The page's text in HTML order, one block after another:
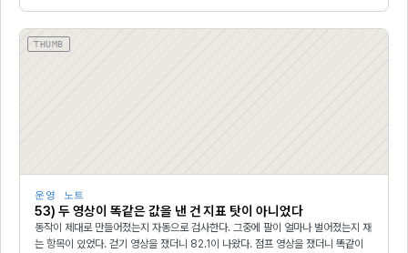
THUMB
운영 노트
53) 두 영상이 똑같은 값을 낸 건 지표 탓이 아니었다
동작이 제대로 만들어졌는지 자동으로 검사한다. 그중에 팔이 얼마나 벌어졌는지 재
는 항목이 있었다. 걷기 영상을 쟀더니 82.1이 나왔다. 점프 영상을 쟀더니 똑같이